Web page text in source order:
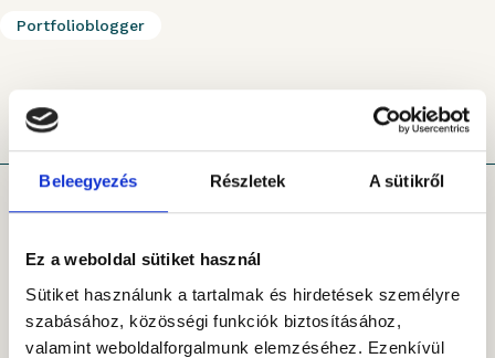
Beleegyezés Részletek A sütikről
Ez a weboldal sütiket használ
Sütiket használunk a tartalmak és hirdetések személyre
szabásához, közösségi funkciók biztosításához,
valamint weboldalforgalmunk elemzéséhez. Ezenkívül
Portfolioblogger